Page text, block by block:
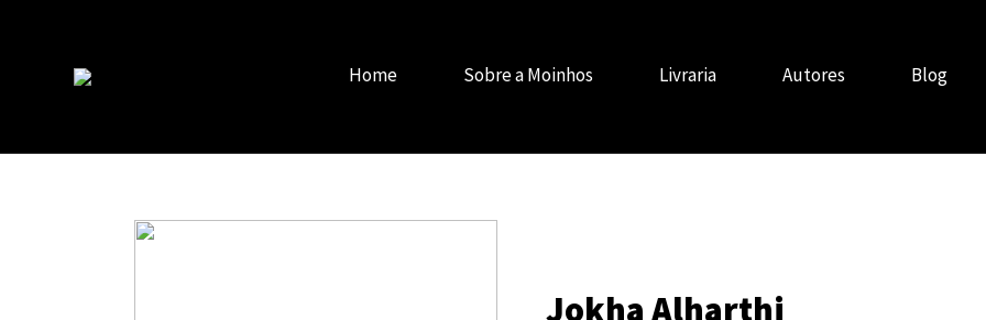
Home Sobre a Moinhos Livraria Autores Blog
Jokha Alharthi